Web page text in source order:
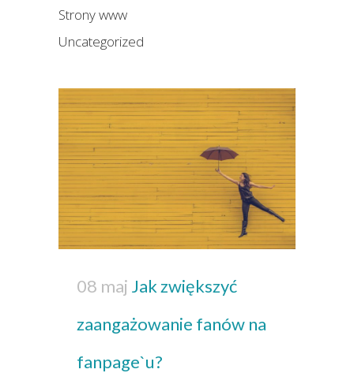
Strony www
Uncategorized
08 maj Jak zwiększyć
zaangażowanie fanów na
fanpage`u?